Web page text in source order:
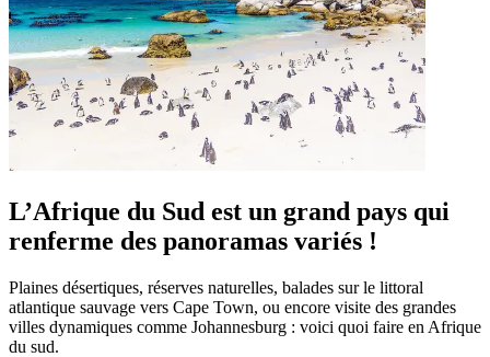
L’Afrique du Sud est un grand pays qui
renferme des panoramas variés !
Plaines désertiques, réserves naturelles, balades sur le littoral
atlantique sauvage vers Cape Town, ou encore visite des grandes
villes dynamiques comme Johannesburg : voici quoi faire en Afrique
du sud.